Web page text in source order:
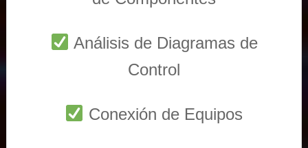
Análisis de Diagramas de
Control
Conexión de Equipos